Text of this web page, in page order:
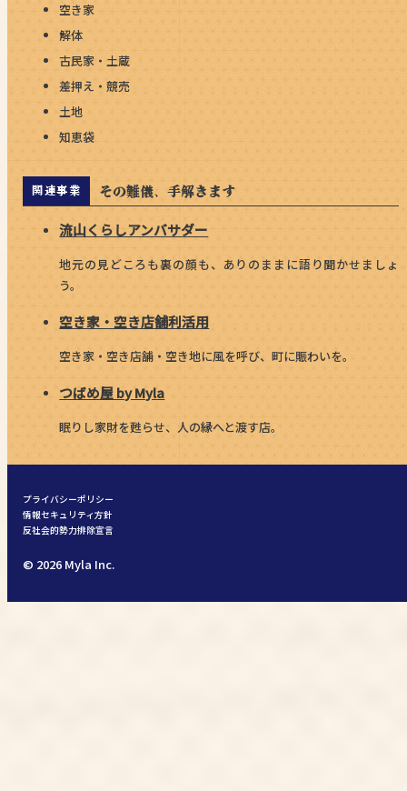
空き家
解体
古民家・土蔵
差押え・競売
土地
知恵袋
関連事業 その難儀、手解きます
流山くらしアンバサダー
地元の見どころも裏の顔も、ありのままに語り聞かせましょ
う。
空き家・空き店舗利活用
空き家・空き店舗・空き地に風を呼び、町に賑わいを。
つばめ屋 by Myla
眠りし家財を甦らせ、人の縁へと渡す店。
プライバシーポリシー
情報セキュリティ方針
反社会的勢力排除宣言
© 2026 Myla Inc.